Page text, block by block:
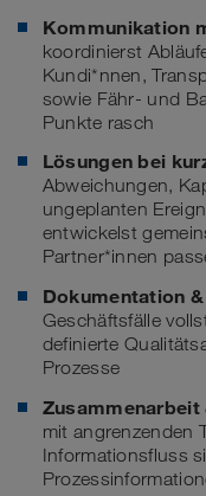
Kommunikation
koordinierst
Kundi*nnen,
sowie Fähr- und
Punkte rasch
Lösungen bei
Abweichungen,
ungeplanten
entwickelst
Partner*innen
Dokumentation
Geschäftsfälle
definierte
Prozesse
mit angrenzenden
Informationsfluss